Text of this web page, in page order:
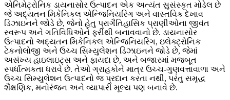
એનિમેટ્રોનિક ડાયનાસોર ઉત્પાદન એક અત્યંત સુસંસ્કૃત મોડેલ છે
જે અદ્યતન મિકેનિકલ એન્જિનિયરિંગ અને વાસ્તવિક દેખાવ
ડિઝાઇનને જોડે છે, જેનો હેતુ પ્રાગૈતિહાસિક પ્રાણીઓના જીવંત
સ્વરૂપ અને ગતિવિધિઓને ફરીથી બનાવવાનો છે. ડાયનાસોર
ઉત્પાદનો અદ્યતન મિકેનિકલ એન્જિનિયરિંગ, ઇલેક્ટ્રોનિક
ટેકનોલોજી અને ઉચ્ચ સિમ્યુલેશન ડિઝાઇનને જોડે છે, જેમાં
અસંખ્ય હાઇલાઇટ્સ અને ફાયદા છે, અને બજારમાં મજબૂત
સ્પર્ધાત્મકતા ધરાવે છે. તેઓ ગ્રાહકોને માત્ર ઉચ્ચ-ગુણવત્તાવાળા અને
ઉચ્ચ સિમ્યુલેશન ઉત્પાદનો જ પ્રદાન કરતા નથી, પરંતુ સમૃદ્ધ
શૈક્ષણિક, મનોરંજન અને વ્યાપારી મૂલ્ય પણ બનાવે છે.